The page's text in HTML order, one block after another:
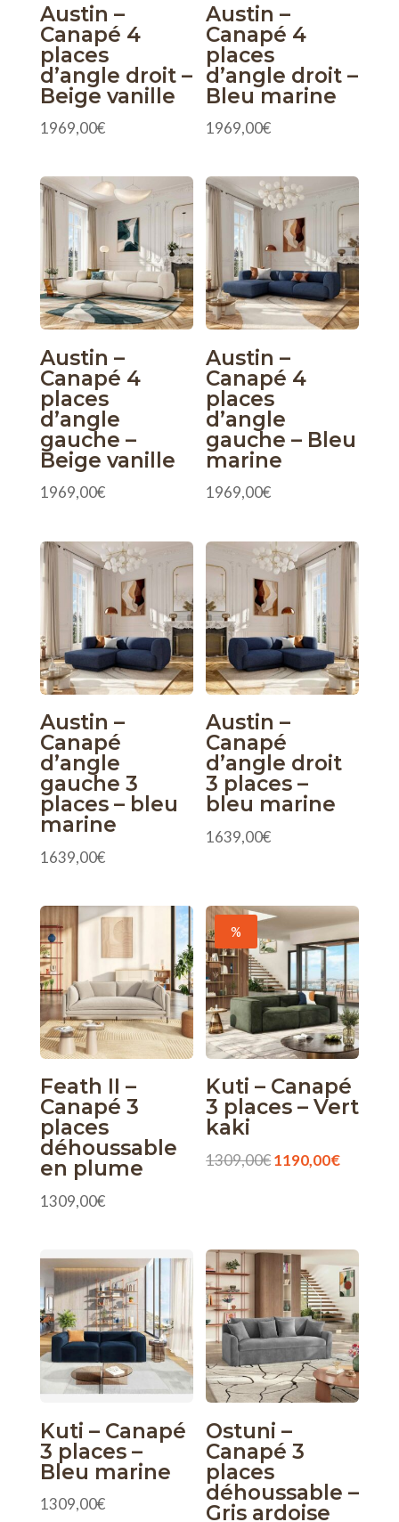
Austin –
Canapé 4
places
d’angle droit –
Beige vanille
1969,00€
Austin –
Canapé 4
places
d’angle droit –
Bleu marine
1969,00€
Austin –
Canapé 4
places
d’angle
gauche –
Beige vanille
1969,00€
Austin –
Canapé 4
places
d’angle
gauche – Bleu
marine
1969,00€
Austin –
Canapé
d’angle
gauche 3
places – bleu
marine
1639,00€
Austin –
Canapé
d’angle droit
3 places –
bleu marine
1639,00€
Feath II –
Canapé 3
places
déhoussable
en plume
1309,00€
%
Kuti – Canapé
3 places – Vert
kaki
1309,00€Le
1309,00€.
1190,00€Le
Kuti – Canapé
3 places –
Bleu marine
1309,00€
Ostuni –
Canapé 3
places
déhoussable –
Gris ardoise